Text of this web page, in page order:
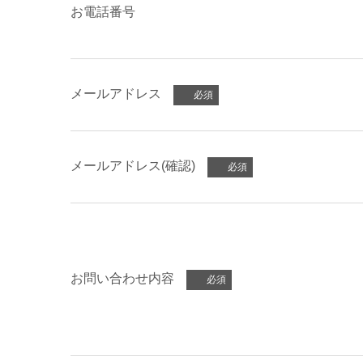
お電話番号
メールアドレス
メールアドレス(確認)
お問い合わせ内容